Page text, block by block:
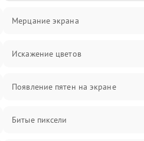
Мерцание экрана
Искажение цветов
Появление пятен на экране
Битые пиксели